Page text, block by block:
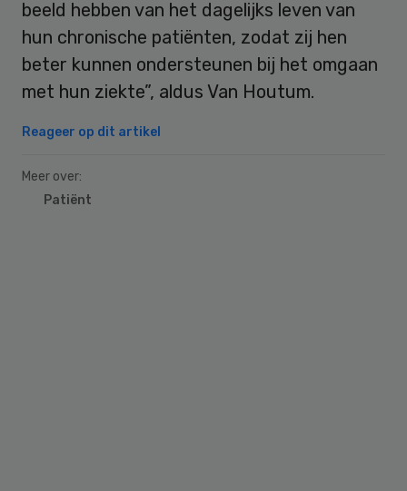
beeld hebben van het dagelijks leven van
hun chronische patiënten, zodat zij hen
beter kunnen ondersteunen bij het omgaan
met hun ziekte”, aldus Van Houtum.
Reageer op dit artikel
Meer over:
Patiënt